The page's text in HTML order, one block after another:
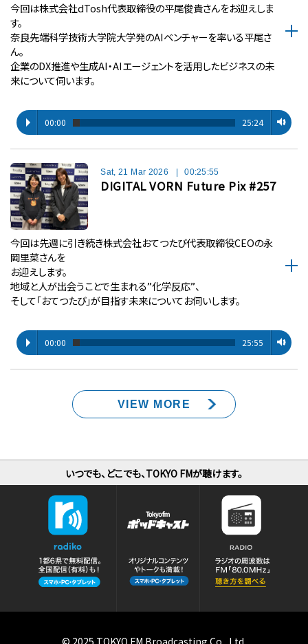
今回は株式会社dTosh代表取締役の平尾俊貴さんをお迎えしま
す。
奈良先端科学技術大学院大学発のAIベンチャーを率いる平尾さ
ん。
企業のDX推進や生成AI・AIエージェントを活用したビジネスの未
来について伺います。
00:00 25:24
Sat, 21 Mar 2026 00:25:55
DIGITAL VORN Future Pix #257
今回は先週に引き続き株式会社おてつたび代表取締役CEOの永
岡里菜さんを
お迎えします。
地域と人が出会うことで生まれる”化学反応”、
そして「おてつたび」が目指す未来についてお伺いします。
00:00 25:55
VIEW MORE
いつでも、どこでも、TOKYO FMが聴けます。
© 2025 TOKYO FM Broadcasting Co., Ltd.